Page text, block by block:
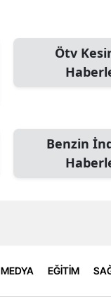
Ötv
Benzin
MEDYA EĞİTİM